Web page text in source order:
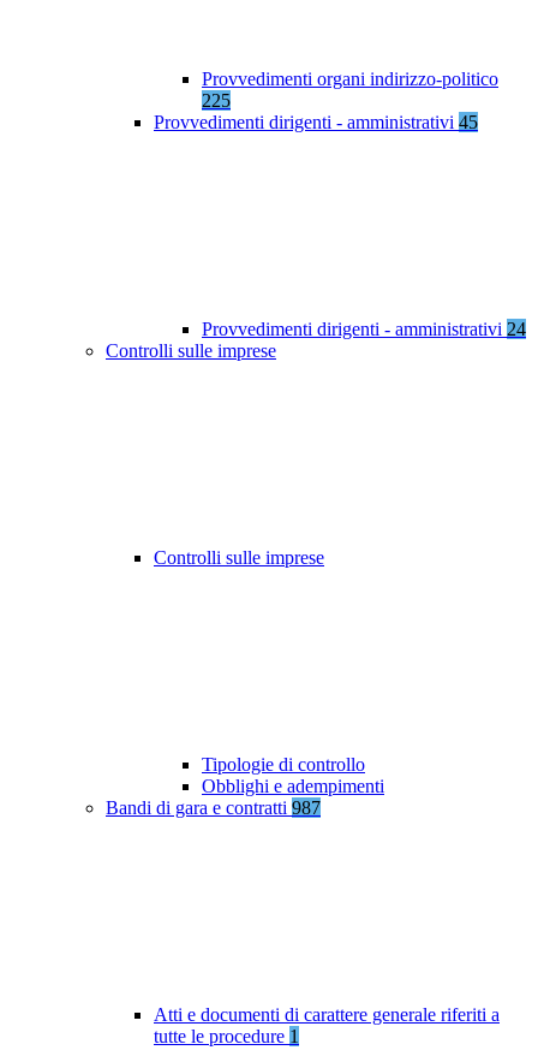
Provvedimenti organi indirizzo-politico
225
Provvedimenti dirigenti - amministrativi 45
Provvedimenti dirigenti - amministrativi 24
Controlli sulle imprese
Controlli sulle imprese
Tipologie di controllo
Obblighi e adempimenti
Bandi di gara e contratti 987
Atti e documenti di carattere generale riferiti a
tutte le procedure 1